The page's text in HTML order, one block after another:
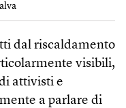
dal riscaldamento
visibili,
attivisti e
a parlare di